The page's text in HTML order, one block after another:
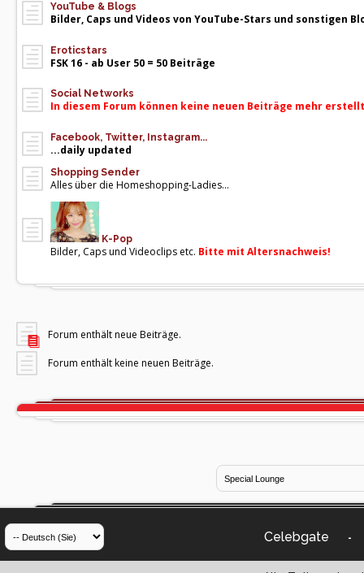
YouTube & Blogs
Bilder, Caps und Videos von YouTube-Stars und sonstigen
Eroticstars
FSK 16 - ab User 50 = 50 Beiträge
Social Networks
In diesem Forum können keine neuen Beiträge mehr
Facebook, Twitter, Instagram...
...daily updated
Shopping Sender
Alles über die Homeshopping-Ladies...
K-Pop
Bilder, Caps und Videoclips etc. Bitte mit Altersnachweis!
Forum enthält neue Beiträge.
Forum enthält keine neuen Beiträge.
Celebgate -